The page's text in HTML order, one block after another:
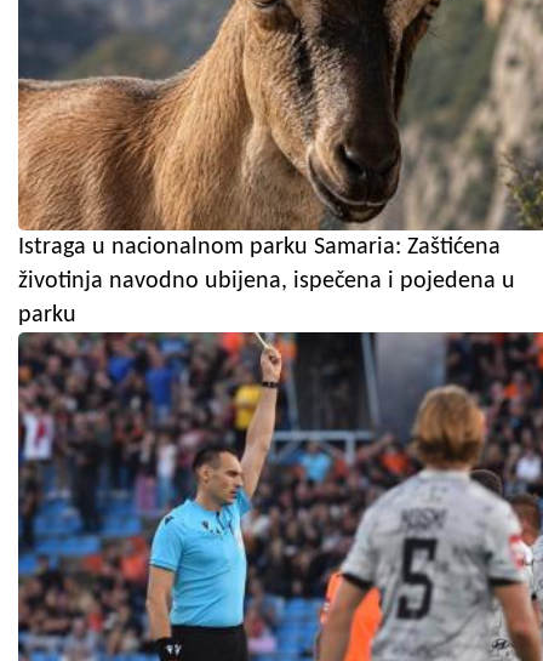
Istraga u nacionalnom parku Samaria: Zaštićena
životinja navodno ubijena, ispečena i pojedena u
parku